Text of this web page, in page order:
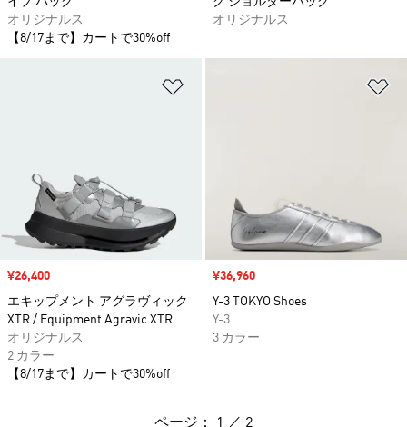
オリジナルス
【8/17まで】カートで30%off
オリジナルス
セール価格
¥26,400
エキップメント アグラヴィック
XTR / Equipment Agravic XTR
オリジナルス
2 カラー
【8/17まで】カートで30%off
セール価格
¥36,960
Y-3 TOKYO Shoes
Y-3
3 カラー
ページ： 1 ／ 2